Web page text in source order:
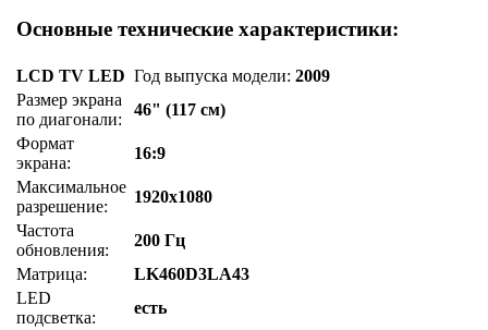
Основные технические характеристики:
LCD TV LED Год выпуска модели:2009
Размер экрана
по диагонали:
46" (117 см)
Формат
экрана:
16:9
Максимальное
разрешение:
1920x1080
Частота
обновления:
200 Гц
Матрица:
LK460D3LA43
LED
подсветка:
есть